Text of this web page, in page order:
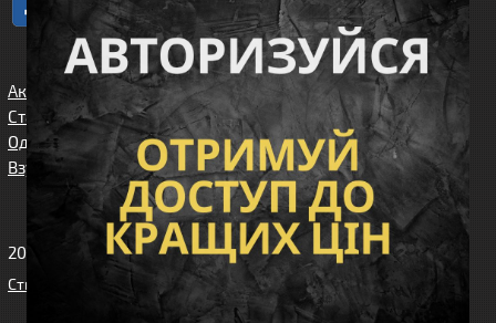
Акції
Статті/огляди
Одяг
Взуття
Спорядження
Збройові
аксесуари
Доставка та
оплата
Клієнтам
Про нас
Карта сайта
Угода
користувача
2010-2026 Вікінг. Всі права захищені.
Створення сайту